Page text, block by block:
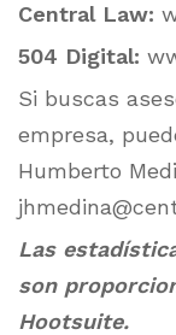
Central Law:
504 Digital:
Si buscas
empresa,
Humberto
Las
son
Hootsuite.